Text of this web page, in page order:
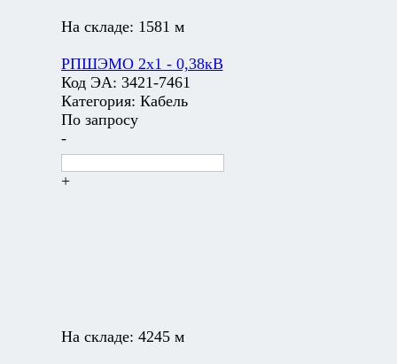
На складе: 1581 м
РПШЭМО 2х1 - 0,38кВ
Код ЭА: 3421-7461
Категория: Кабель
По запросу
-
+
На складе: 4245 м